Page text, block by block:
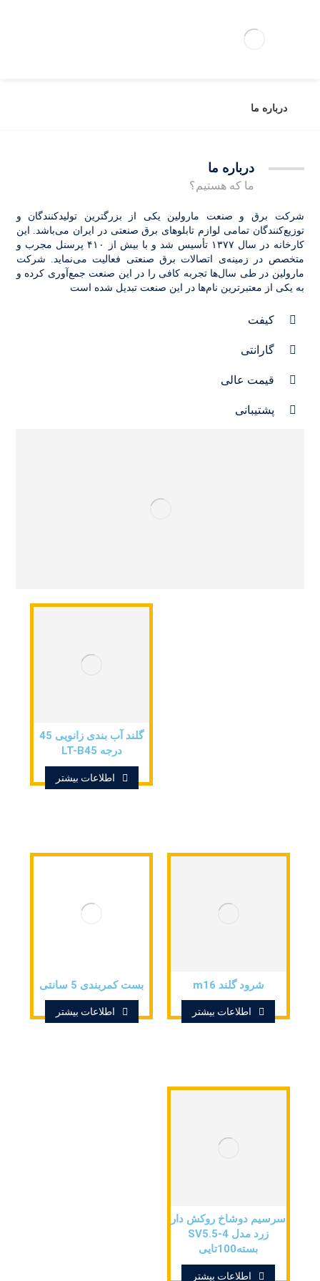
درباره ما
درباره ما
ما که هستیم؟
شرکت برق و صنعت مارولین یکی از بزرگترین تولیدکنندگان و
توزیع‌کنندگان تمامی لوازم تابلوهای برق صنعتی در ایران می‌باشد. این
کارخانه در سال ۱۳۷۷ تأسیس شد و با بیش از ۴۱۰ پرسنل مجرب و
متخصص در زمینه‌ی اتصالات برق صنعتی فعالیت می‌نماید. شرکت
مارولین در طی سال‌ها تجربه کافی را در این صنعت جمع‌آوری کرده و
به یکی از معتبرترین نام‌ها در این صنعت تبدیل شده است
کیفت
گارانتی
قیمت عالی
پشتیبانی
گلند آب بندی زانویی 45
درجه LT-B45
اطلاعات بیشتر
شرود گلند m16
اطلاعات بیشتر
بست کمربندی 5 سانتی
اطلاعات بیشتر
سرسیم دوشاخ روکش دار
زرد مدل SV5.5-4
بسته100تایی
اطلاعات بیشتر